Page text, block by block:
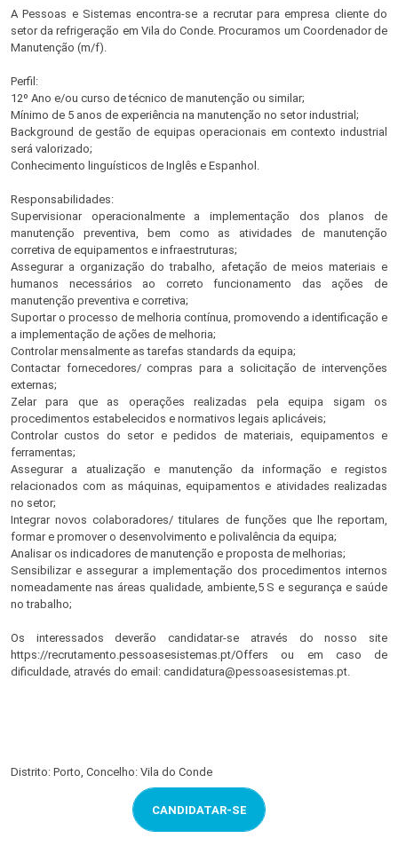
A Pessoas e Sistemas encontra-se a recrutar para empresa cliente do
setor da refrigeração em Vila do Conde. Procuramos um Coordenador de
Manutenção (m/f).
Perfil:
12º Ano e/ou curso de técnico de manutenção ou similar;
Mínimo de 5 anos de experiência na manutenção no setor industrial;
Background de gestão de equipas operacionais em contexto industrial
será valorizado;
Conhecimento linguísticos de Inglês e Espanhol.
Responsabilidades:
Supervisionar operacionalmente a implementação dos planos de
manutenção preventiva, bem como as atividades de manutenção
corretiva de equipamentos e infraestruturas;
Assegurar a organização do trabalho, afetação de meios materiais e
humanos necessários ao correto funcionamento das ações de
manutenção preventiva e corretiva;
Suportar o processo de melhoria contínua, promovendo a identificação e
a implementação de ações de melhoria;
Controlar mensalmente as tarefas standards da equipa;
Contactar fornecedores/ compras para a solicitação de intervenções
externas;
Zelar para que as operações realizadas pela equipa sigam os
procedimentos estabelecidos e normativos legais aplicáveis;
Controlar custos do setor e pedidos de materiais, equipamentos e
ferramentas;
Assegurar a atualização e manutenção da informação e registos
relacionados com as máquinas, equipamentos e atividades realizadas
no setor;
Integrar novos colaboradores/ titulares de funções que lhe reportam,
formar e promover o desenvolvimento e polivalência da equipa;
Analisar os indicadores de manutenção e proposta de melhorias;
Sensibilizar e assegurar a implementação dos procedimentos internos
nomeadamente nas áreas qualidade, ambiente,5 S e segurança e saúde
no trabalho;
Os interessados deverão candidatar-se através do nosso site
https://recrutamento.pessoasesistemas.pt/Offers ou em caso de
dificuldade, através do email: candidatura@pessoasesistemas.pt.
Distrito: Porto, Concelho: Vila do Conde
CANDIDATAR-SE